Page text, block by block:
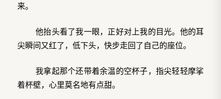
来。
他抬头看了我一眼，正好对上我的目光。他的耳
尖瞬间又红了，低下头，快步走回了自己的座位。
我拿起那个还带着余温的空杯子，指尖轻轻摩挲
着杯壁，心里莫名地有点甜。